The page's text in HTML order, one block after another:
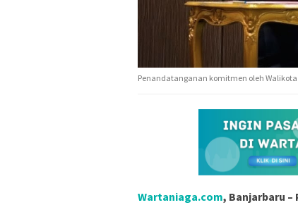
Penandatanganan komitmen oleh
Wartaniaga.com, Banjarbaru